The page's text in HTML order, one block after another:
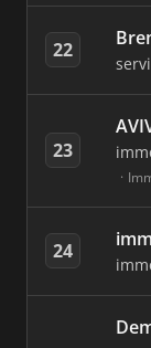
22
23
24